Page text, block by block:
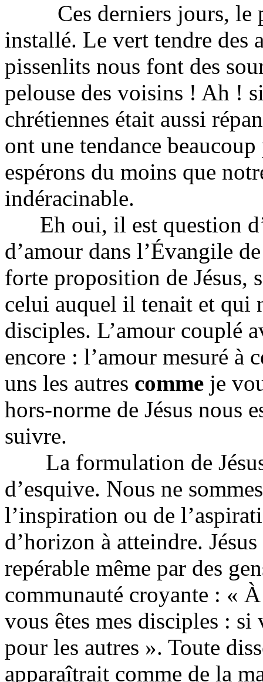
Ces derniers jours, le
installé. Le vert tendre des
pissenlits nous font des
pelouse des voisins ! Ah !
chrétiennes était aussi
ont une tendance
espérons du moins que
indéracinable.
Eh oui, il est question
d’amour dans l’Évangile
forte proposition de Jésus,
celui auquel il tenait et qui
disciples. L’amour couplé
encore : l’amour mesuré à
uns les autres comme je
hors-norme de Jésus nous
suivre.
La formulation de Jésus
d’esquive. Nous ne
l’inspiration ou de
d’horizon à atteindre.
repérable même par des
communauté croyante : «
vous êtes mes disciples : si
pour les autres ». Toute
apparaîtrait comme de la